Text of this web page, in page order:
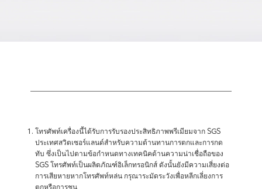
โทรศัพท์เครื่องนี้ได้รับการรับรองประสิทธิภาพพรีเมียมจาก SGS
ประเทศสวิตเซอร์แลนด์สำหรับความต้านทานการตกและการกด
ทับ ซึ่งเป็นไปตามข้อกำหนดทางเทคนิคด้านความน่าเชื่อถือของ
SGS โทรศัพท์เป็นผลิตภัณฑ์อิเล็กทรอนิกส์ ดังนั้นยังมีความเสี่ยงต่อ
การเสียหายหากโทรศัพท์หล่น กรุณาระมัดระวังเพื่อหลีกเลี่ยงการ